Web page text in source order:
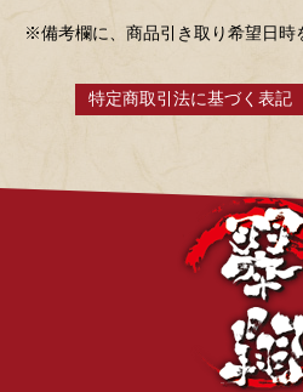
※備考欄に、商品引き取り希望日時
特定商取引法に基づく表記